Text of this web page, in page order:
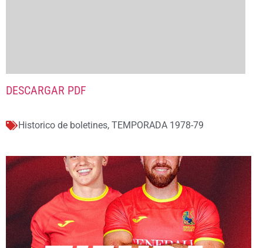
DESCARGAR PDF
Historico de boletines, TEMPORADA 1978-79